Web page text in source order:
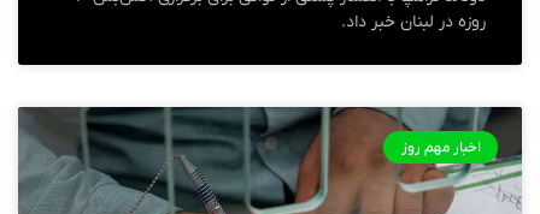
روزه در لبنان خبر داد.
اخبار مهم روز